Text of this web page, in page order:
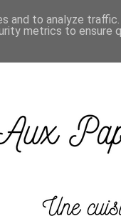
to analyze
metrics to ensure